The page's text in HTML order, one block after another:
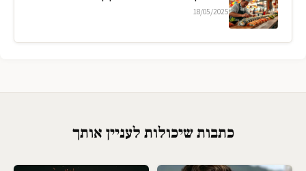
18/05/2025
כתבות שיכולות לעניין אותך